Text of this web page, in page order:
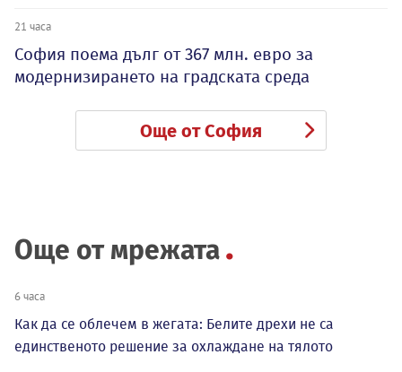
21 часа
София поема дълг от 367 млн. евро за
модернизирането на градската среда
Още от София
Още от мрежата
6 часа
Как да се облечем в жегата: Белите дрехи не са
единственото решение за охлаждане на тялото